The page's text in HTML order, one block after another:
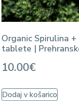
Organic Spirulina
tablete |
10.00€
Dodaj v košarico